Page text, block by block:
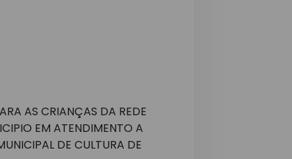
AS CRIANÇAS DA REDE
EM ATENDIMENTO A
DE CULTURA DE